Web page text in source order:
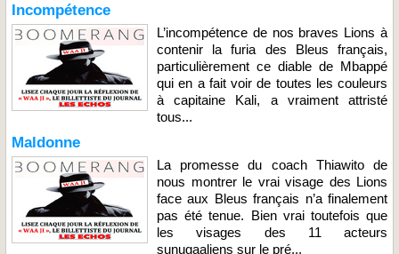
Incompétence
L’incompétence de nos braves Lions à
contenir la furia des Bleus français,
particulièrement ce diable de Mbappé
qui en a fait voir de toutes les couleurs
à capitaine Kali, a vraiment attristé
tous...
Maldonne
La promesse du coach Thiawito de
nous montrer le vrai visage des Lions
face aux Bleus français n’a finalement
pas été tenue. Bien vrai toutefois que
les visages des 11 acteurs
sunugaaliens sur le pré...